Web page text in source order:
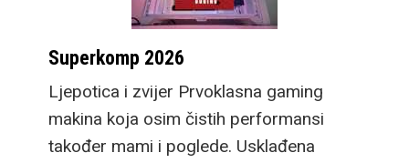
Superkomp 2026
Ljepotica i zvijer Prvoklasna gaming
makina koja osim čistih performansi
također mami i poglede. Usklađena